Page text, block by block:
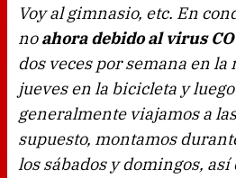
Voy al gimnasio, etc. En
noahora debido al virus
dos veces por semana en la
jueves en la bicicleta y
generalmente viajamos a
supuesto, montamos
los sábados y domingos,